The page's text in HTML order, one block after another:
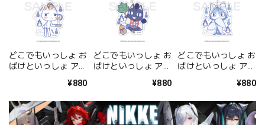
どこでもいっしょ お
ばけといっしょ アク
トロ 肝試しver.>¥880
どこでもいっしょ お
ばけといっしょ アク
¥880
どこでもいっしょ お
ばけといっしょ アク
¥880